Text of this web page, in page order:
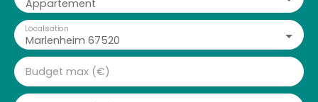
Appartement
Marlenheim 67520
Localisation
Budget max (€)